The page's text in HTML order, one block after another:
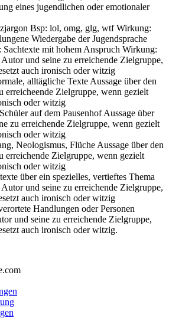
eines jugendlichen oder emotionaler
Bsp: lol, omg, glg, wtf Wirkung:
Wiedergabe der Jugendsprache
Sachtexte mit hohem Anspruch Wirkung:
und seine zu erreichende Zielgruppe,
auch ironisch oder witzig
alltägliche Texte Aussage über den
erreicheende Zielgruppe, wenn gezielt
oder witzig
Schüler auf dem Pausenhof Aussage über
zu erreichende Zielgruppe, wenn gezielt
oder witzig
Neologismus, Flüche Aussage über den
erreichende Zielgruppe, wenn gezielt
oder witzig
über ein spezielles, vertieftes Thema
und seine zu erreichende Zielgruppe,
auch ironisch oder witzig
Handlungen oder Personen
und seine zu erreichende Zielgruppe,
auch ironisch oder witzig.